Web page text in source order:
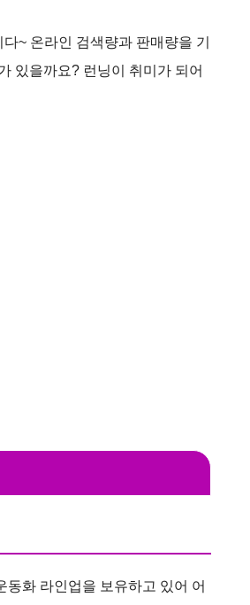
~ 온라인 검색량과 판매량을 기
있을까요? 런닝이 취미가 되어
동화 라인업을 보유하고 있어 어